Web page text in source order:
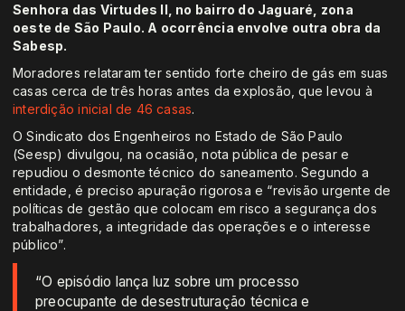
Senhora das Virtudes II, no bairro do Jaguaré, zona
oeste de São Paulo. A ocorrência envolve outra obra da
Sabesp.
Moradores relataram ter sentido forte cheiro de gás em suas
casas cerca de três horas antes da explosão, que levou à
interdição inicial de 46 casas.
O Sindicato dos Engenheiros no Estado de São Paulo
(Seesp) divulgou, na ocasião, nota pública de pesar e
repudiou o desmonte técnico do saneamento. Segundo a
entidade, é preciso apuração rigorosa e “revisão urgente de
políticas de gestão que colocam em risco a segurança dos
trabalhadores, a integridade das operações e o interesse
público”.
“O episódio lança luz sobre um processo
preocupante de desestruturação técnica e